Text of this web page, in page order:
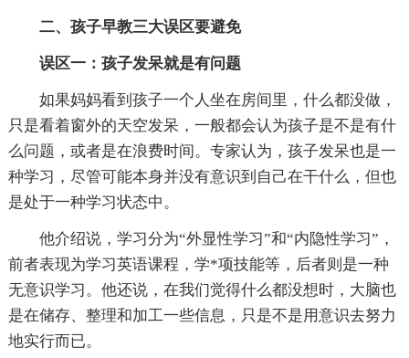
二、孩子早教三大误区要避免
误区一：孩子发呆就是有问题
如果妈妈看到孩子一个人坐在房间里，什么都没做，
只是看着窗外的天空发呆，一般都会认为孩子是不是有什
么问题，或者是在浪费时间。专家认为，孩子发呆也是一
种学习，尽管可能本身并没有意识到自己在干什么，但也
是处于一种学习状态中。
他介绍说，学习分为“外显性学习”和“内隐性学习”，
前者表现为学习英语课程，学*项技能等，后者则是一种
无意识学习。他还说，在我们觉得什么都没想时，大脑也
是在储存、整理和加工一些信息，只是不是用意识去努力
地实行而已。